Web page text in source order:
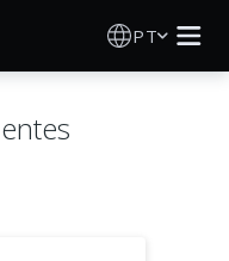
PT